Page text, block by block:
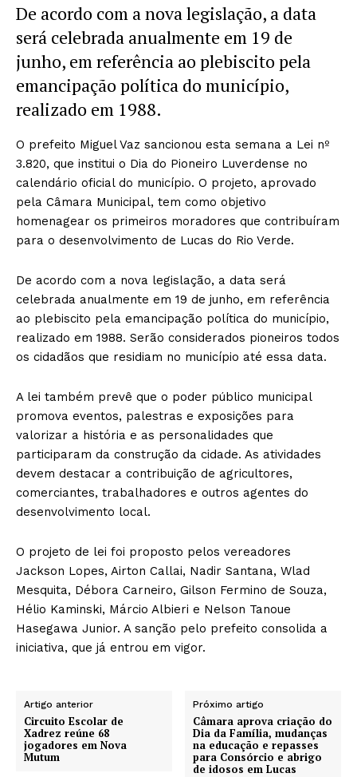
De acordo com a nova legislação, a data
será celebrada anualmente em 19 de
junho, em referência ao plebiscito pela
emancipação política do município,
realizado em 1988.
O prefeito Miguel Vaz sancionou esta semana a Lei nº
3.820, que institui o Dia do Pioneiro Luverdense no
calendário oficial do município. O projeto, aprovado
pela Câmara Municipal, tem como objetivo
homenagear os primeiros moradores que contribuíram
para o desenvolvimento de Lucas do Rio Verde.
De acordo com a nova legislação, a data será
celebrada anualmente em 19 de junho, em referência
ao plebiscito pela emancipação política do município,
realizado em 1988. Serão considerados pioneiros todos
os cidadãos que residiam no município até essa data.
A lei também prevê que o poder público municipal
promova eventos, palestras e exposições para
valorizar a história e as personalidades que
participaram da construção da cidade. As atividades
devem destacar a contribuição de agricultores,
comerciantes, trabalhadores e outros agentes do
desenvolvimento local.
O projeto de lei foi proposto pelos vereadores
Jackson Lopes, Airton Callai, Nadir Santana, Wlad
Mesquita, Débora Carneiro, Gilson Fermino de Souza,
Hélio Kaminski, Márcio Albieri e Nelson Tanoue
Hasegawa Junior. A sanção pelo prefeito consolida a
iniciativa, que já entrou em vigor.
Artigo anterior
Circuito Escolar de
Xadrez reúne 68
jogadores em Nova
Mutum
Próximo artigo
Câmara aprova criação do
Dia da Família, mudanças
na educação e repasses
para Consórcio e abrigo
de idosos em Lucas